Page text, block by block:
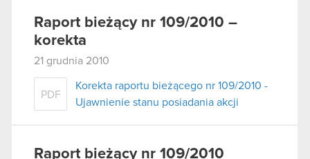
Raport bieżący nr 109/2010 –
korekta
21 grudnia 2010
PDF
Korekta raportu bieżącego nr 109/2010 -
Ujawnienie stanu posiadania akcji
Raport bieżący nr 109/2010